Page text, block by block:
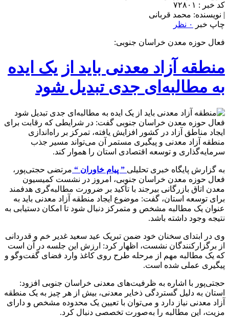
کد خبر : ۷۲۸۰۱
| نویسنده: محمد قربانی
چاپ خبر
۰ نظر
فعال حوزه معدن خراسان جنوبی:
منطقه آزاد معدنی باید از یک ایده
به مطالبه‌ای جدی تبدیل شود
فعال حوزه معدن خراسان جنوبی گفت: در شرایطی که رقابت برای
ایجاد مناطق آزاد در کشور افزایش یافته، تمرکز بر راه‌اندازی
منطقه آزاد معدنی و پیگیری مستمر آن می‌تواند مسیر جذب
سرمایه‌گذاری و توسعه اقتصادی استان را هموار کند.
به گزارش پایگاه خبری تحلیلی ” پیام خاوران “ مرتضی حجتی‌پور،
فعال حوزه معدن خراسان جنوبی، امروز در نشست کمیسیون
معدن اتاق بازرگانی بیرجند با تأکید بر ضرورت مطالبه‌گری هدفمند
برای توسعه استان، گفت: موضوع ایجاد منطقه آزاد معدنی باید به
عنوان یک مطالبه مشخص و متمرکز دنبال شود تا امکان دستیابی به
نتیجه وجود داشته باشد.
وی در ابتدای سخنان خود ضمن تبریک عید سعید غدیر خم و قدردانی
از برگزارکنندگان نشست، اظهار کرد: ارزش این جلسه در آن است
که یک مطالبه مهم از مرحله طرح روی کاغذ وارد فضای گفت‌وگو و
پیگیری عملی شده است.
حجتی‌پور با اشاره به ظرفیت‌های معدنی خراسان جنوبی افزود:
استان به دلیل گستردگی ذخایر معدنی، بیش از هر چیز به یک منطقه
آزاد معدنی نیاز دارد و می‌توان با تعیین یک محدوده مشخص و دارای
مزیت، این مطالبه را به‌صورت تخصصی دنبال کرد.